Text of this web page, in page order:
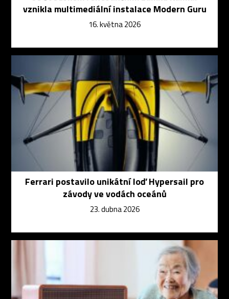
vznikla multimediální instalace Modern Guru
16. května 2026
Ferrari postavilo unikátní loď Hypersail pro
závody ve vodách oceánů
23. dubna 2026